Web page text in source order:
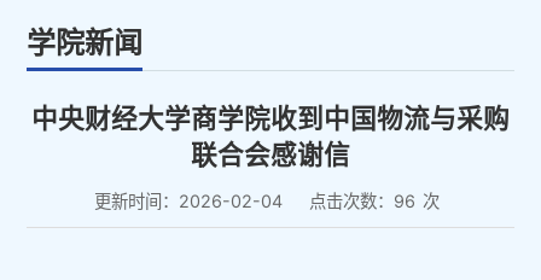
学院新闻
中央财经大学商学院收到中国物流与采购
联合会感谢信
更新时间：2026-02-04 点击次数： 96 次